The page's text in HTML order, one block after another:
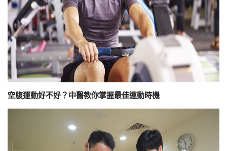
空腹運動好不好？中醫教你掌握最佳運動時機